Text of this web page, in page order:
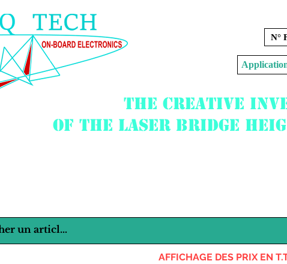
N°
The creative
of the laser bridge
AFFICHAGE DES PRIX EN